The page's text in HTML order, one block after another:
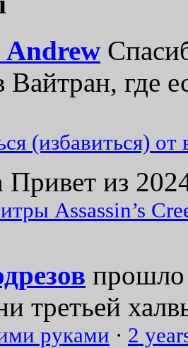
Вайтран, где
(избавиться)
Привет из
Assassin’s
прошло
третьей
руками · 2